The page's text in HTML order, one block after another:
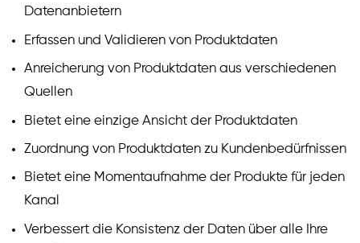
Datenanbietern
Erfassen und Validieren von Produktdaten
Anreicherung von Produktdaten aus verschiedenen
Quellen
Bietet eine einzige Ansicht der Produktdaten
Zuordnung von Produktdaten zu Kundenbedürfnissen
Bietet eine Momentaufnahme der Produkte für jeden
Kanal
Verbessert die Konsistenz der Daten über alle Ihre